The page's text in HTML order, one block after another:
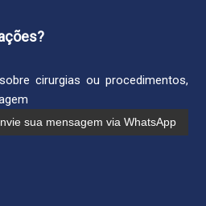
cirurgias ou procedimentos,